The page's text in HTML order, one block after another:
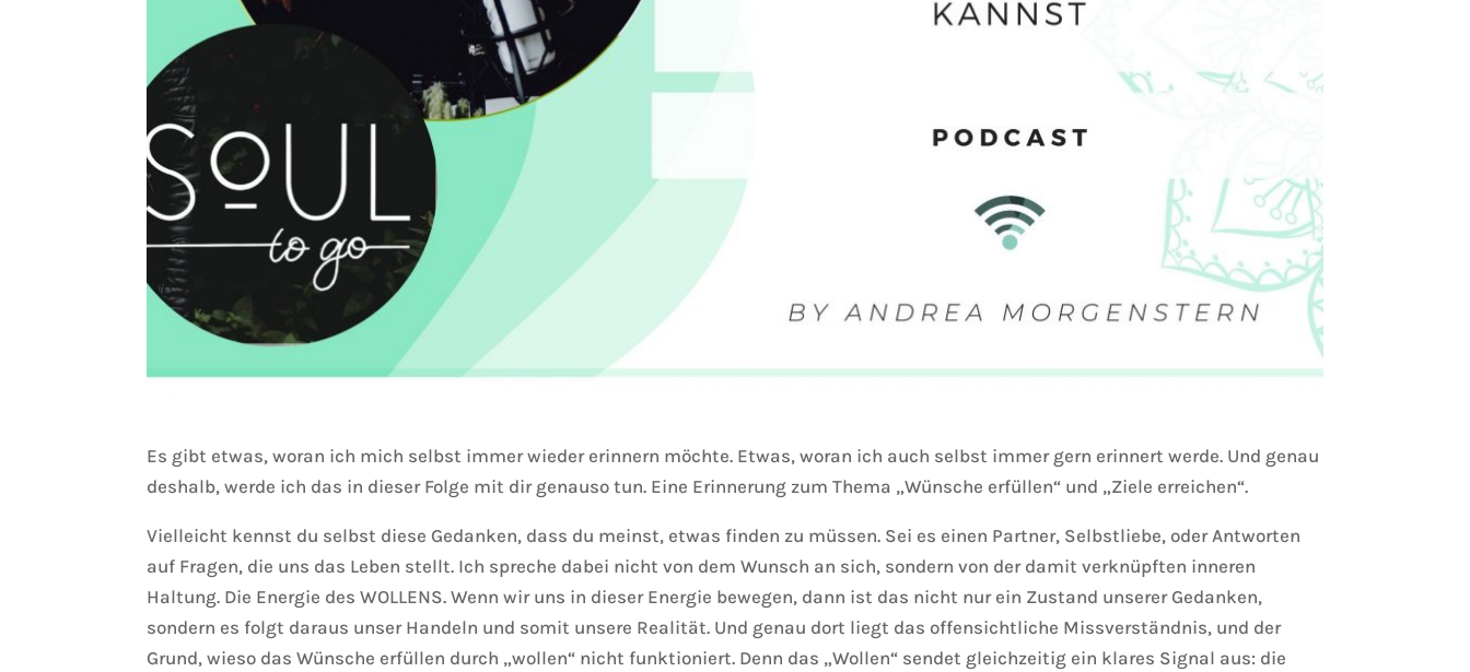
Es gibt etwas, woran ich mich selbst immer wieder erinnern möchte. Etwas, woran ich auch selbst immer gern erinnert werde. Und genau
deshalb, werde ich das in dieser Folge mit dir genauso tun. Eine Erinnerung zum Thema „Wünsche erfüllen“ und „Ziele erreichen“.
Vielleicht kennst du selbst diese Gedanken, dass du meinst, etwas finden zu müssen. Sei es einen Partner, Selbstliebe, oder Antworten
auf Fragen, die uns das Leben stellt. Ich spreche dabei nicht von dem Wunsch an sich, sondern von der damit verknüpften inneren
Haltung. Die Energie des WOLLENS. Wenn wir uns in dieser Energie bewegen, dann ist das nicht nur ein Zustand unserer Gedanken,
sondern es folgt daraus unser Handeln und somit unsere Realität. Und genau dort liegt das offensichtliche Missverständnis, und der
Grund, wieso das Wünsche erfüllen durch „wollen“ nicht funktioniert. Denn das „Wollen“ sendet gleichzeitig ein klares Signal aus: die